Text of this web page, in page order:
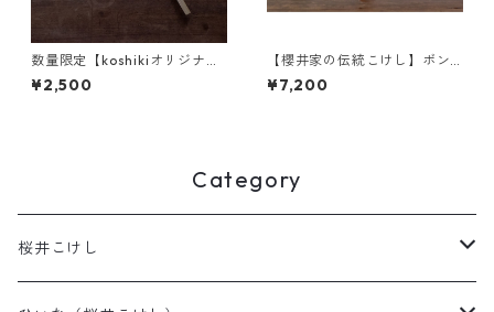
数量限定【koshikiオリジナ
ル】うちわ(小) -楓-
¥2,500
【櫻井家の伝統こけし】ボン
ボンニット帽 8-g〈山桜〉
¥7,200
Category
桜井こけし